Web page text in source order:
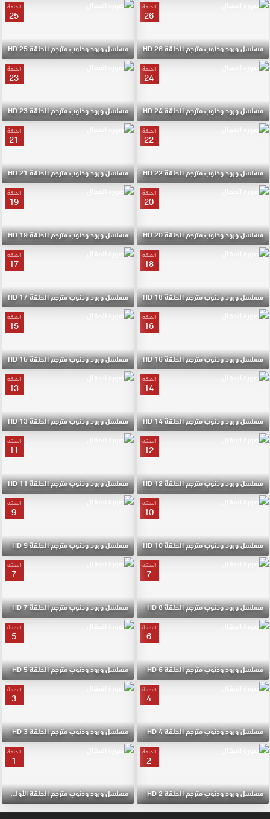
الحلقة
26
مسلسل ورود وذنوب مترجم الحلقة 26 HD
الحلقة
25
مسلسل ورود وذنوب مترجم الحلقة 25 HD
الحلقة
24
مسلسل ورود وذنوب مترجم الحلقة 24 HD
الحلقة
23
مسلسل ورود وذنوب مترجم الحلقة 23 HD
الحلقة
22
مسلسل ورود وذنوب مترجم الحلقة 22 HD
الحلقة
21
مسلسل ورود وذنوب مترجم الحلقة 21 HD
الحلقة
20
مسلسل ورود وذنوب مترجم الحلقة 20 HD
الحلقة
19
مسلسل ورود وذنوب مترجم الحلقة 19 HD
الحلقة
18
مسلسل ورود وذنوب مترجم الحلقة 18 HD
الحلقة
17
مسلسل ورود وذنوب مترجم الحلقة 17 HD
الحلقة
16
مسلسل ورود وذنوب مترجم الحلقة 16 HD
الحلقة
15
مسلسل ورود وذنوب مترجم الحلقة 15 HD
الحلقة
14
مسلسل ورود وذنوب مترجم الحلقة 14 HD
الحلقة
13
مسلسل ورود وذنوب مترجم الحلقة 13 HD
الحلقة
12
مسلسل ورود وذنوب مترجم الحلقة 12 HD
الحلقة
11
مسلسل ورود وذنوب مترجم الحلقة 11 HD
الحلقة
10
مسلسل ورود وذنوب مترجم الحلقة 10 HD
الحلقة
9
مسلسل ورود وذنوب مترجم الحلقة 9 HD
الحلقة
7
مسلسل ورود وذنوب مترجم الحلقة 8 HD
الحلقة
7
مسلسل ورود وذنوب مترجم الحلقة 7 HD
الحلقة
6
مسلسل ورود وذنوب مترجم الحلقة 6 HD
الحلقة
5
مسلسل ورود وذنوب مترجم الحلقة 5 HD
الحلقة
4
مسلسل ورود وذنوب مترجم الحلقة 4 HD
الحلقة
3
مسلسل ورود وذنوب مترجم الحلقة 3 HD
الحلقة
2
مسلسل ورود وذنوب مترجم الحلقة 2 HD
الحلقة
1
مسلسل ورود وذنوب مترجم الحلقة الأولي 1 HD